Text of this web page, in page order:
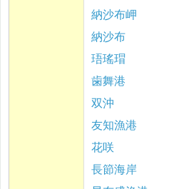
納沙布岬
納沙布
珸瑤瑁
歯舞港
双沖
友知漁港
花咲
長節海岸